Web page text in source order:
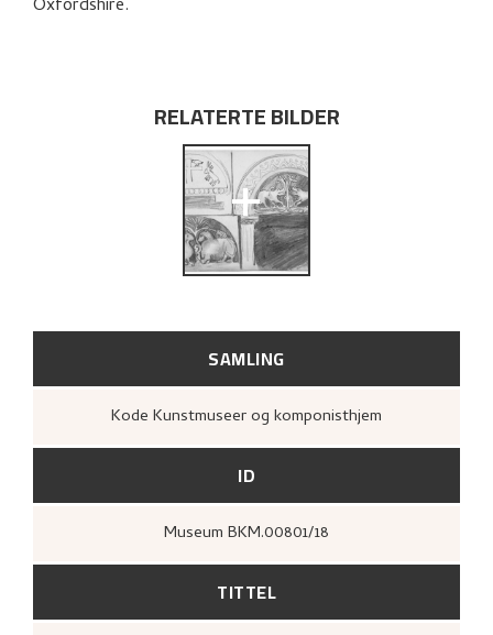
SAMLING
Kode Kunstmuseer og komponisthjem
ID
Museum BKM.00801/18
TITTEL
Oxfordshire.
RELATERTE BILDER
+